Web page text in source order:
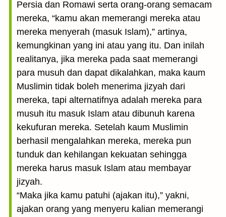
Persia dan Romawi serta orang-orang semacam
mereka, “kamu akan memerangi mereka atau
mereka menyerah (masuk Islam),” artinya,
kemungkinan yang ini atau yang itu. Dan inilah
realitanya, jika mereka pada saat memerangi
para musuh dan dapat dikalahkan, maka kaum
Muslimin tidak boleh menerima jizyah dari
mereka, tapi alternatifnya adalah mereka para
musuh itu masuk Islam atau dibunuh karena
kekufuran mereka. Setelah kaum Muslimin
berhasil mengalahkan mereka, mereka pun
tunduk dan kehilangan kekuatan sehingga
mereka harus masuk Islam atau membayar
jizyah.
“Maka jika kamu patuhi (ajakan itu),” yakni,
ajakan orang yang menyeru kalian memerangi